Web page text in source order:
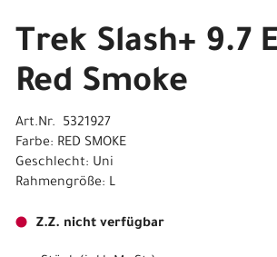
Trek Slash+ 9.7
Red Smoke
Art.Nr. 5321927
Farbe: RED SMOKE
Geschlecht: Uni
Rahmengröße: L
Z.Z. nicht verfügbar